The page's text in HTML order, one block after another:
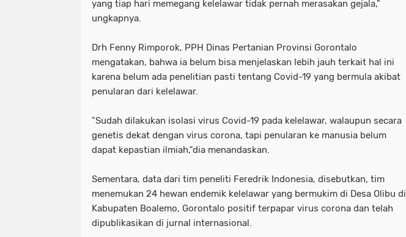
yang tiap hari memegang kelelawar tidak pernah merasakan gejala,"
ungkapnya.
Drh Fenny Rimporok, PPH Dinas Pertanian Provinsi Gorontalo
mengatakan, bahwa ia belum bisa menjelaskan lebih jauh terkait hal ini
karena belum ada penelitian pasti tentang Covid-19 yang bermula akibat
penularan dari kelelawar.
"Sudah dilakukan isolasi virus Covid-19 pada kelelawar, walaupun secara
genetis dekat dengan virus corona, tapi penularan ke manusia belum
dapat kepastian ilmiah,"dia menandaskan.
Sementara, data dari tim peneliti Feredrik Indonesia, disebutkan, tim
menemukan 24 hewan endemik kelelawar yang bermukim di Desa Olibu di
Kabupaten Boalemo, Gorontalo positif terpapar virus corona dan telah
dipublikasikan di jurnal internasional.